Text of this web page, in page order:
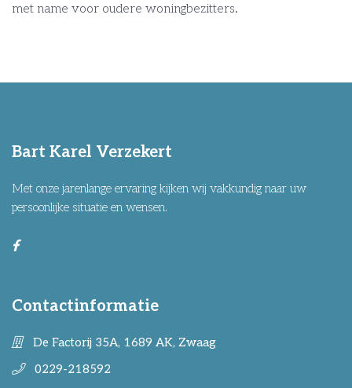
met name voor oudere woningbezitters.
Bart Karel Verzekert
Met onze jarenlange ervaring kijken wij vakkundig naar uw
persoonlijke situatie en wensen.
Contactinformatie
De Factorij 35A, 1689 AK, Zwaag
0229-218592